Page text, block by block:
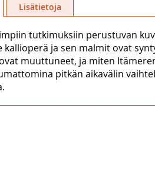
tutkimuksiin perustuvan
kallioperä ja sen malmit ovat
muuttuneet, ja miten
pitkän aikavälin
Lisätietoja